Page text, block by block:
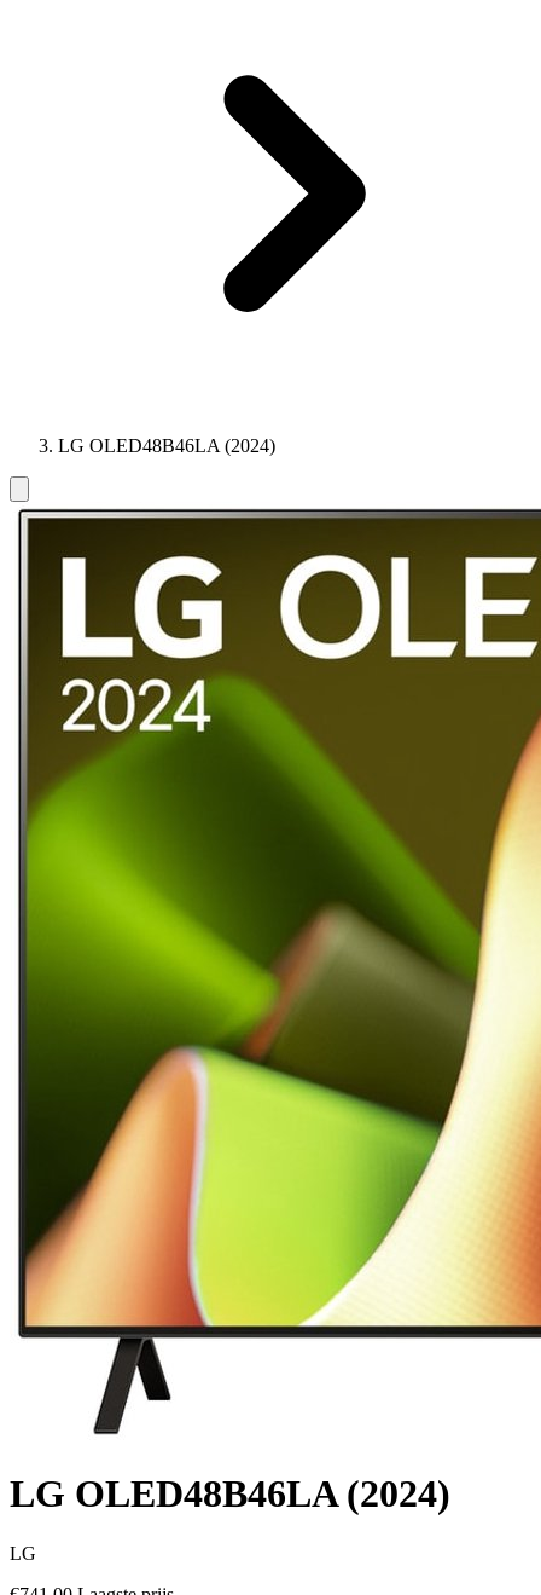
LG OLED48B46LA (2024)
LG OLED48B46LA (2024)
LG